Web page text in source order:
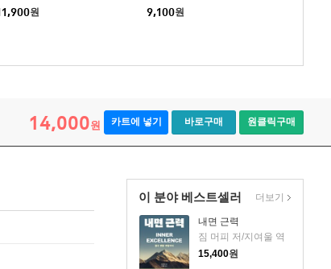
원
9,100원
14,000원 카트에 넣기 바로구매 원클릭구매
이 분야 베스트셀러
내면 근력
짐 머피 저/지여울 역
15,400원
더보기